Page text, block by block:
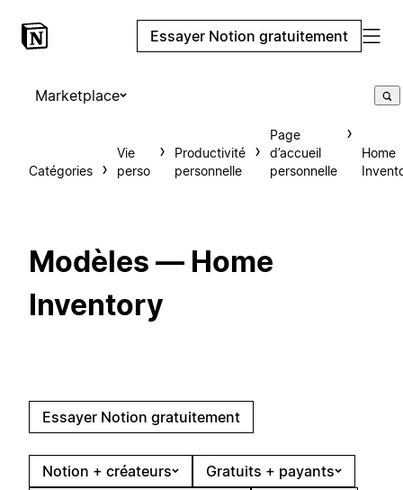
Essayer Notion gratuitement
Marketplace
Catégories
Vie
perso
Productivité
personnelle
Page
d’accueil
personnelle
Home
Modèles — Home
Inventory
Essayer Notion gratuitement
Notion + créateurs
Gratuits + payants